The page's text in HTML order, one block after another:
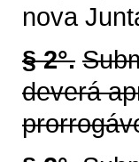
nova
§ 2°.
deverá